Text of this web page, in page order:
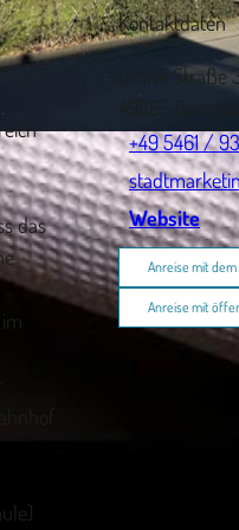
das
Kontaktdaten
Große Straße
49565
+49 5461 /
Website
Anreise mit dem
Anreise mit